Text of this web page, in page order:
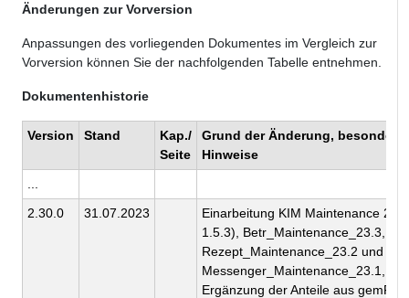
Änderungen zur Vorversion
Anpassungen des vorliegenden Dokumentes im Vergleich zur
Vorversion können Sie der nachfolgenden Tabelle entnehmen.
Dokumentenhistorie
Version Stand
Kap./
Seite
Grund der Änderung, besondere
Hinweise
2.30.0
31.07.2023
Einarbeitung KIM Maintenance
1.5.3), Betr_Maintenance_23.3, E-
Rezept_Maintenance_23.2 und TI-
Messenger_Maintenance_23.1,
Ergänzung der Anteile aus